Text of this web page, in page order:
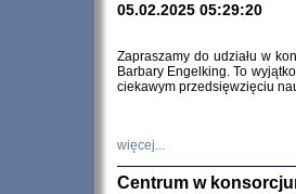
05.02.2025 05:29:20
Zapraszamy do udziału w
Barbary Engelking. To
ciekawym przedsięwzięciu
więcej...
Centrum w